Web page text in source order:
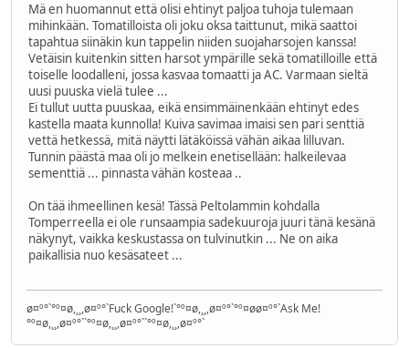
Mä en huomannut että olisi ehtinyt paljoa tuhoja tulemaan
mihinkään. Tomatilloista oli joku oksa taittunut, mikä saattoi
tapahtua siinäkin kun tappelin niiden suojaharsojen kanssa!
Vetäisin kuitenkin sitten harsot ympärille sekä tomatilloille että
toiselle loodalleni, jossa kasvaa tomaatti ja AC. Varmaan sieltä
uusi puuska vielä tulee ...
Ei tullut uutta puuskaa, eikä ensimmäinenkään ehtinyt edes
kastella maata kunnolla! Kuiva savimaa imaisi sen pari senttiä
vettä hetkessä, mitä näytti lätäköissä vähän aikaa lilluvan.
Tunnin päästä maa oli jo melkein enetisellään: halkeilevaa
sementtiä ... pinnasta vähän kosteaa ..
On tää ihmeellinen kesä! Tässä Peltolammin kohdalla
Tomperreella ei ole runsaampia sadekuuroja juuri tänä kesänä
näkynyt, vaikka keskustassa on tulvinutkin ... Ne on aika
paikallisia nuo kesäsateet ...
ø¤º°`°º¤ø,¸¸,ø¤º°`Fuck Google!`°º¤ø,¸¸,ø¤º°`°º¤øø¤º°`Ask Me!
°º¤ø,¸¸,ø¤º°``°º¤ø,¸¸,ø¤º°``°º¤ø,¸¸,ø¤º°`